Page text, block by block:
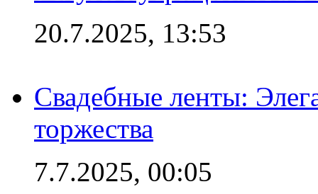
20.7.2025, 13:53
Свадебные ленты:
торжества
7.7.2025, 00:05